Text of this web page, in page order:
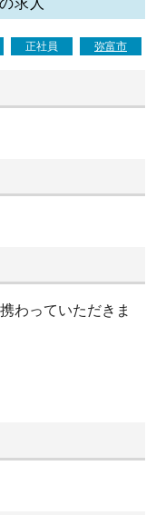
正社員 弥富市
わっていただきま